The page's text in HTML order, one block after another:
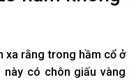
xa rằng trong hầm cổ ở
này có chôn giấu vàng